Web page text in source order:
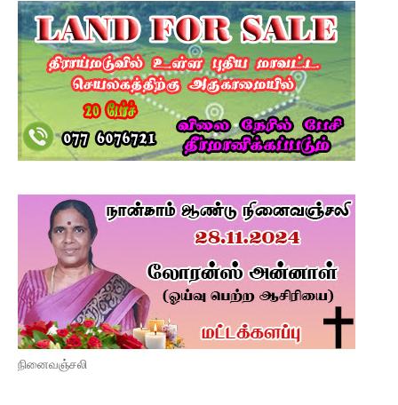
நினைவஞ்சலி